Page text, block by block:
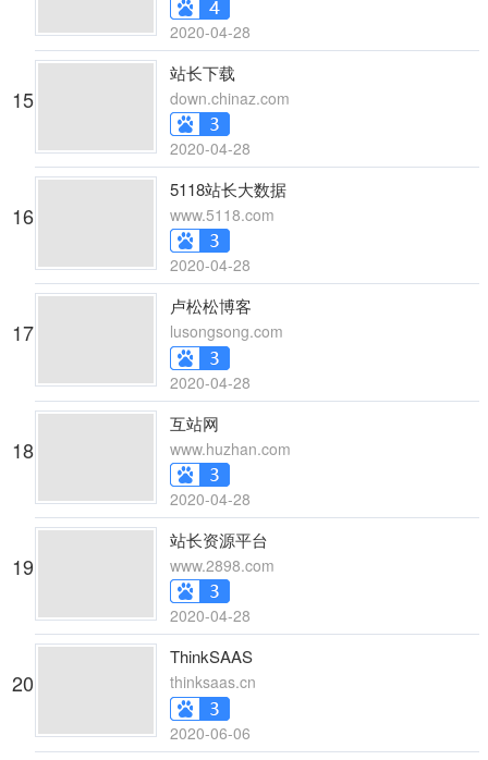
2020-04-28
15
站长下载
down.chinaz.com
2020-04-28
16
5118站长大数据
www.5118.com
2020-04-28
17
卢松松博客
lusongsong.com
2020-04-28
18
互站网
www.huzhan.com
2020-04-28
19
站长资源平台
www.2898.com
2020-04-28
20
ThinkSAAS
thinksaas.cn
2020-06-06